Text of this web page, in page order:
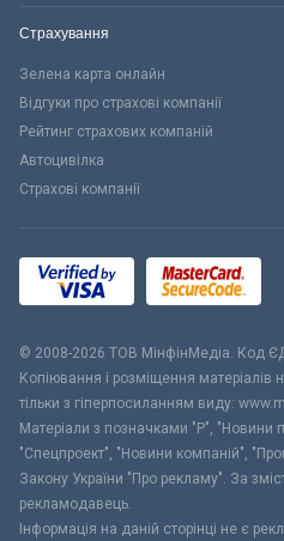
Страхування
Зелена карта онлайн
Відгуки про страхові компанії
Рейтинг страхових компаній
Автоцивілка
Страхові компанії
© 2008-2026 ТОВ МiнфiнМедiа. Код
Копіювання і розміщення матеріалів
тільки з гіперпосиланням виду:
Матеріали з позначками "Р", "Новини
"Спецпроект", "Новини компаній",
Закону України "Про рекламу". За
рекламодавець.
Інформація на даній сторінці не є